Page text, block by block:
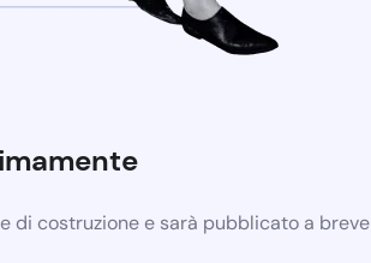
di costruzione e sarà pubblicato a breve